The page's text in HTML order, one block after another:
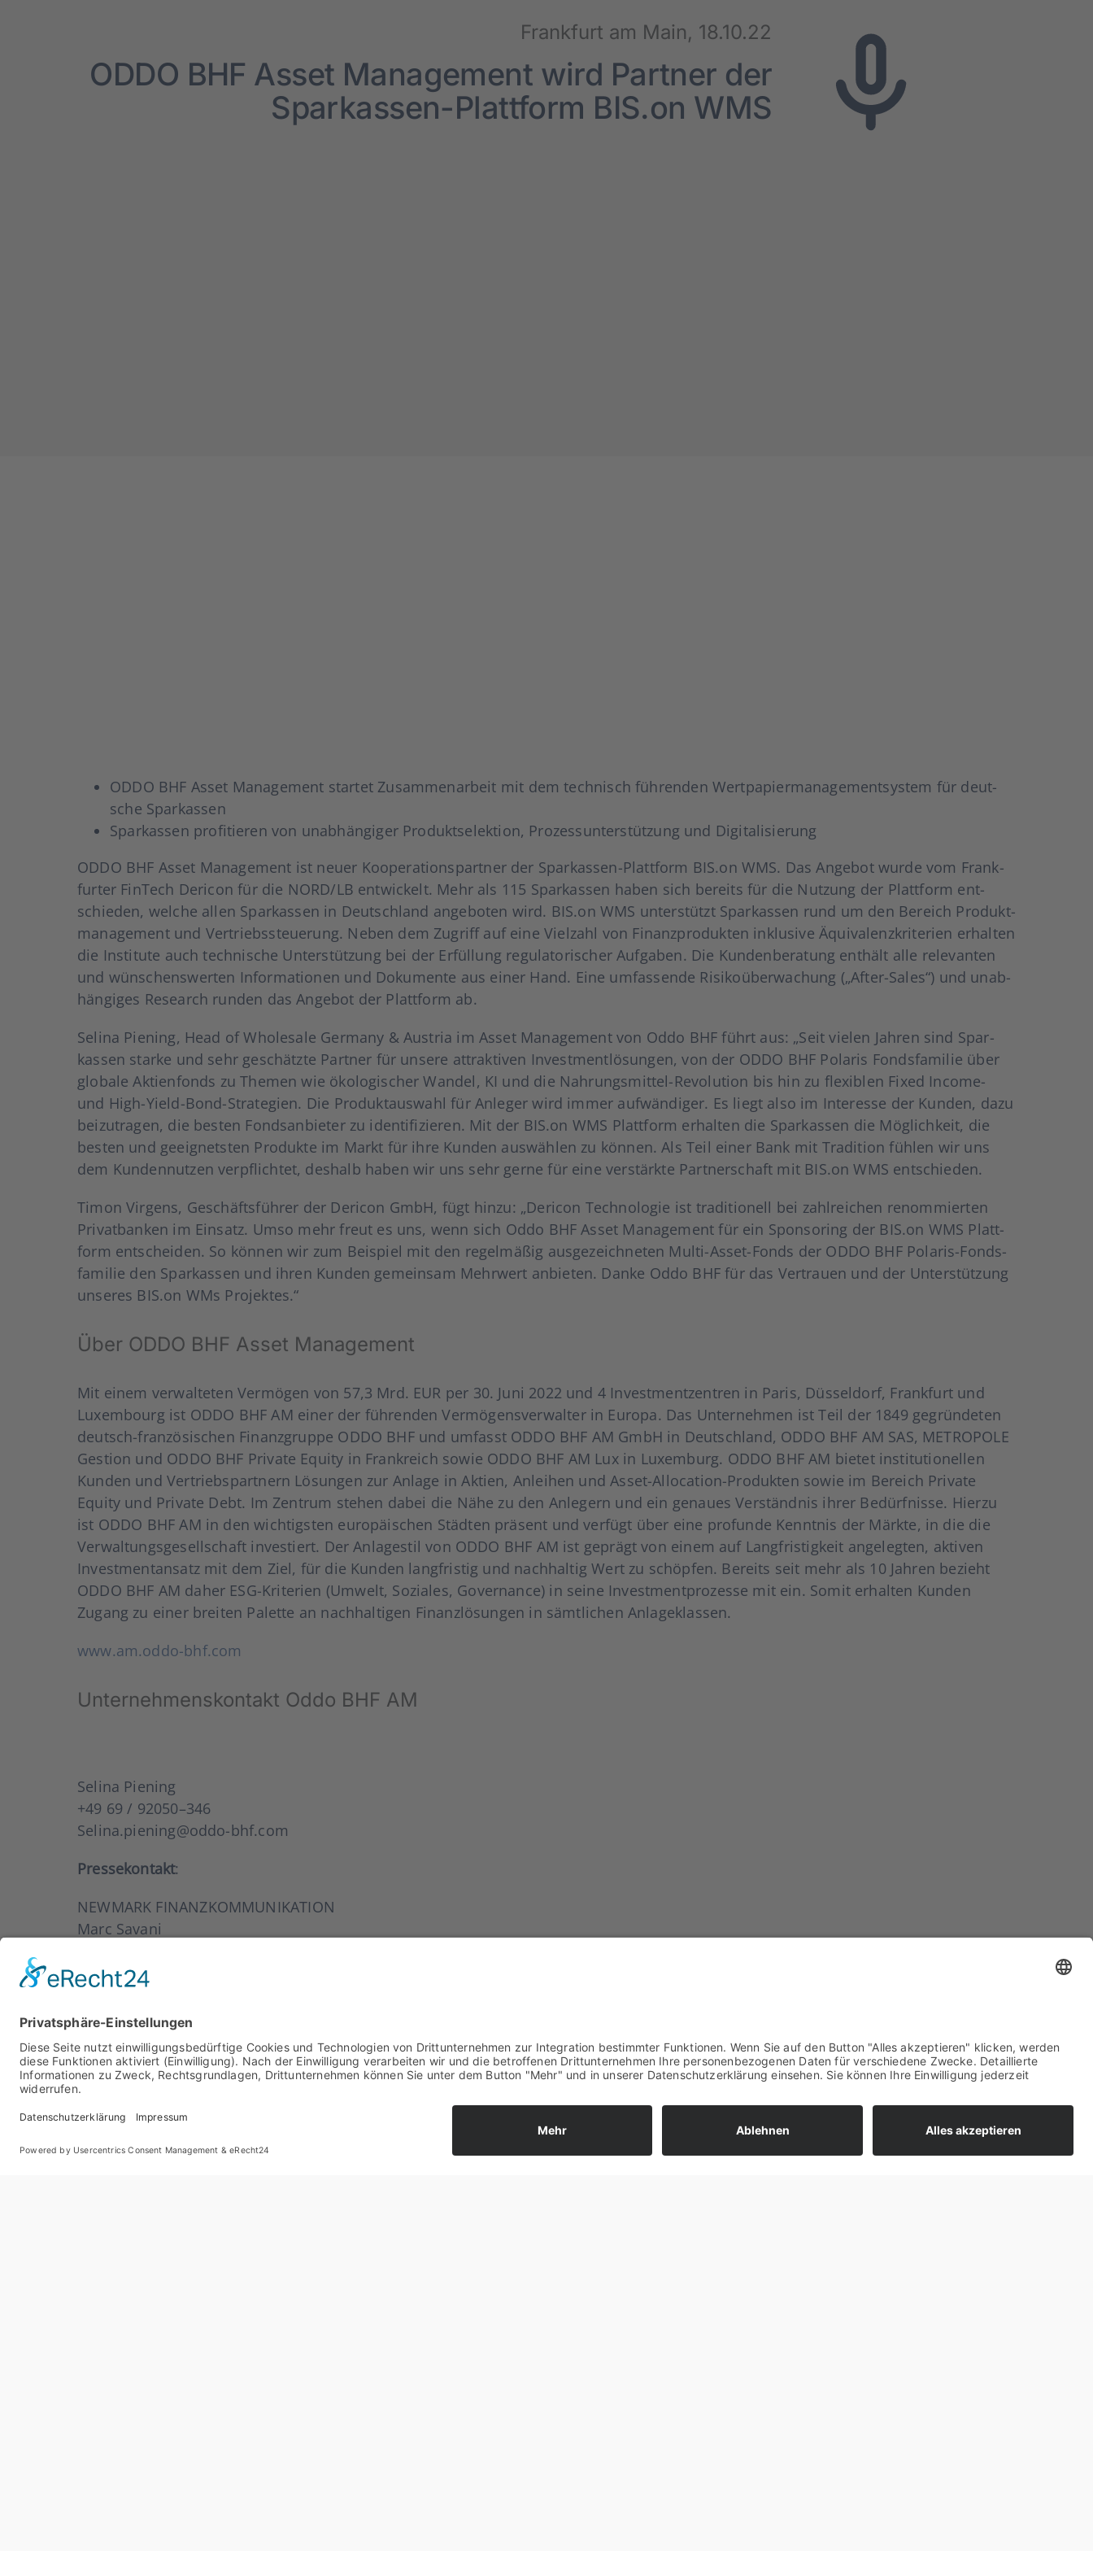
Frank­furt am Main, 18.10.22
ODDO BHF Asset Manage­ment wird Part­ner der
Spar­­kas­­sen-Plat­t­­form BIS.on WMS
ODDO BHF Asset Manage­ment star­tet Zusam­men­ar­beit mit dem tech­nisch füh­ren­den Wert­pa­pier­ma­nage­ment­sys­tem für deut­
sche Spar­kas­sen
Spar­kas­sen pro­fi­tie­ren von unab­hän­gi­ger Pro­dukt­se­lek­ti­on, Pro­zess­un­ter­stüt­zung und Digi­ta­li­sie­rung
ODDO BHF Asset Manage­ment ist neu­er Koope­ra­ti­ons­part­ner der Spar­­kas­­sen-Plat­t­­form BIS.on WMS. Das Ange­bot wur­de vom Frank­
fur­ter Fin­Tech Der­icon für die NORD/LB ent­wi­ckelt. Mehr als 115 Spar­kas­sen haben sich bereits für die Nut­zung der Platt­form ent­
schie­den, wel­che allen Spar­kas­sen in Deutsch­land ange­bo­ten wird. BIS.on WMS unter­stützt Spar­kas­sen rund um den Bereich Pro­dukt­
ma­nage­ment und Ver­triebs­steue­rung. Neben dem Zugriff auf eine Viel­zahl von Finanz­pro­duk­ten inklu­si­ve Äqui­va­lenz­kri­te­ri­en erhal­ten
die Insti­tu­te auch tech­ni­sche Unter­stüt­zung bei der Erfül­lung regu­la­to­ri­scher Auf­ga­ben. Die Kun­den­be­ra­tung ent­hält alle rele­van­ten
und wün­schens­wer­ten Infor­ma­tio­nen und Doku­men­te aus einer Hand. Eine umfas­sen­de Risi­ko­über­wa­chung („After-Sales“) und unab­
hän­gi­ges Rese­arch run­den das Ange­bot der Platt­form ab.
Seli­na Piening, Head of Who­le­sa­le Ger­ma­ny & Aus­tria im Asset Manage­ment von Oddo BHF führt aus: „Seit vie­len Jah­ren sind Spar­
kas­sen star­ke und sehr geschätz­te Part­ner für unse­re attrak­ti­ven Invest­ment­lö­sun­gen, von der ODDO BHF Pola­ris Fonds­fa­mi­lie über
glo­ba­le Akti­en­fonds zu The­men wie öko­lo­gi­scher Wan­del, KI und die Nah­rungs­­­mi­t­­tel-Revo­lu­­ti­on bis hin zu fle­xi­blen Fixed Inco­­me-
und High-Yield-Bond-Stra­­te­­gien. Die Pro­dukt­aus­wahl für Anle­ger wird immer auf­wän­di­ger. Es liegt also im Inter­es­se der Kun­den, dazu
bei­zu­tra­gen, die bes­ten Fonds­an­bie­ter zu iden­ti­fi­zie­ren. Mit der BIS.on WMS Platt­form erhal­ten die Spar­kas­sen die Mög­lich­keit, die
bes­ten und geeig­nets­ten Pro­duk­te im Markt für ihre Kun­den aus­wäh­len zu kön­nen. Als Teil einer Bank mit Tra­di­ti­on füh­len wir uns
dem Kun­den­nut­zen ver­pflich­tet, des­halb haben wir uns sehr ger­ne für eine ver­stärk­te Part­ner­schaft mit BIS.on WMS ent­schie­den.
Timon Vir­gens, Geschäfts­füh­rer der Der­icon GmbH, fügt hin­zu: „Der­icon Tech­no­lo­gie ist tra­di­tio­nell bei zahl­rei­chen renom­mier­ten
Pri­vat­ban­ken im Ein­satz. Umso mehr freut es uns, wenn sich Oddo BHF Asset Manage­ment für ein Spon­so­ring der BIS.on WMS Platt­
form ent­schei­den. So kön­nen wir zum Bei­spiel mit den regel­mä­ßig aus­ge­zeich­ne­ten Mul­­ti-Asset-Fonds der ODDO BHF Pola­ris-Fonds­­­
fa­­mi­­lie den Spar­kas­sen und ihren Kun­den gemein­sam Mehr­wert anbie­ten. Dan­ke Oddo BHF für das Ver­trau­en und der Unter­stüt­zung
unse­res BIS.on WMs Pro­jek­tes.“
Über ODDO BHF Asset Manage­ment
Mit einem ver­wal­te­ten Ver­mö­gen von 57,3 Mrd. EUR per 30. Juni 2022 und 4 Invest­ment­zen­tren in Paris, Düs­sel­dorf, Frank­furt und
Luxem­bourg ist ODDO BHF AM einer der füh­ren­den Ver­mö­gens­ver­wal­ter in Euro­pa. Das Unter­neh­men ist Teil der 1849 gegrün­de­ten
deutsch-fran­­zö­­si­­schen Finanz­grup­pe ODDO BHF und umfasst ODDO BHF AM GmbH in Deutsch­land, ODDO BHF AM SAS, METROPOLE
Ges­ti­on und ODDO BHF Pri­va­te Equi­ty in Frank­reich sowie ODDO BHF AM Lux in Luxem­burg. ODDO BHF AM bie­tet insti­tu­tio­nel­len
Kun­den und Ver­triebs­part­nern Lösun­gen zur Anla­ge in Akti­en, Anlei­hen und Asset-Allo­­ca­­ti­on-Pro­­duk­­ten sowie im Bereich Pri­va­te
Equi­ty und Pri­va­te Debt. Im Zen­trum ste­hen dabei die Nähe zu den Anle­gern und ein genau­es Ver­ständ­nis ihrer Bedürf­nis­se. Hier­zu
ist ODDO BHF AM in den wich­tigs­ten euro­päi­schen Städ­ten prä­sent und ver­fügt über eine pro­fun­de Kennt­nis der Märk­te, in die die
Ver­wal­tungs­ge­sell­schaft inves­tiert. Der Anla­ge­stil von ODDO BHF AM ist geprägt von einem auf Lang­fris­tig­keit ange­leg­ten, akti­ven
Invest­ment­an­satz mit dem Ziel, für die Kun­den lang­fris­tig und nach­hal­tig Wert zu schöp­fen. Bereits seit mehr als 10 Jah­ren bezieht
ODDO BHF AM daher ESG-Kri­­te­ri­en (Umwelt, Sozia­les, Gover­nan­ce) in sei­ne Invest­ment­pro­zes­se mit ein. Somit erhal­ten Kun­den
Zugang zu einer brei­ten Palet­te an nach­hal­ti­gen Finanz­lö­sun­gen in sämt­li­chen Anla­ge­klas­sen.
www.am.oddo-bhf.com
Unter­neh­mens­kon­takt Oddo BHF AM
Seli­na Piening
+49 69 / 92050–346
Selina.piening@oddo-bhf.com
Pres­se­kon­takt:
NEWMARK FINANZKOMMUNIKATION
Marc Sava­ni
marc.savani@newmark.de
Über die BIS.on WMS Platt­form
Die BIS.on WMS Platt­form wur­de vom Fin­Tech Der­icon für die NORD/LB gebaut und wird von der Han­no­ve­ra­ner Lan­des­bank allen
Spar­kas­sen in Deutsch­land ange­bo­ten. Sie ermög­licht es den Spar­kas­sen, ihren Kun­den effi­zi­ent und digi­tal ein frei gestalt­ba­res Anla­
ge­be­ra­tungs­uni­ver­sum zu bie­ten. Das Ange­bot beinhal­tet auch die effi­zi­en­te Erfül­lung regu­la­to­ri­scher Anfor­de­run­gen wie den Äqui­va­
lenz­check, die Ver­wal­tung der spar­kas­sen­ei­ge­nen Pro­dukt­port­fo­li­en und eine Schnitt­stel­le ins OSPlus-Sys­­tem, dem Bera­tungs­sys­tem
der Spar­kas­sen. Dabei ver­eint BIS.on WMS ent­lang regu­la­to­ri­scher Anfor­de­run­gen alle rele­van­ten Infor­ma­tio­nen — inklu­si­ve Nach­hal­